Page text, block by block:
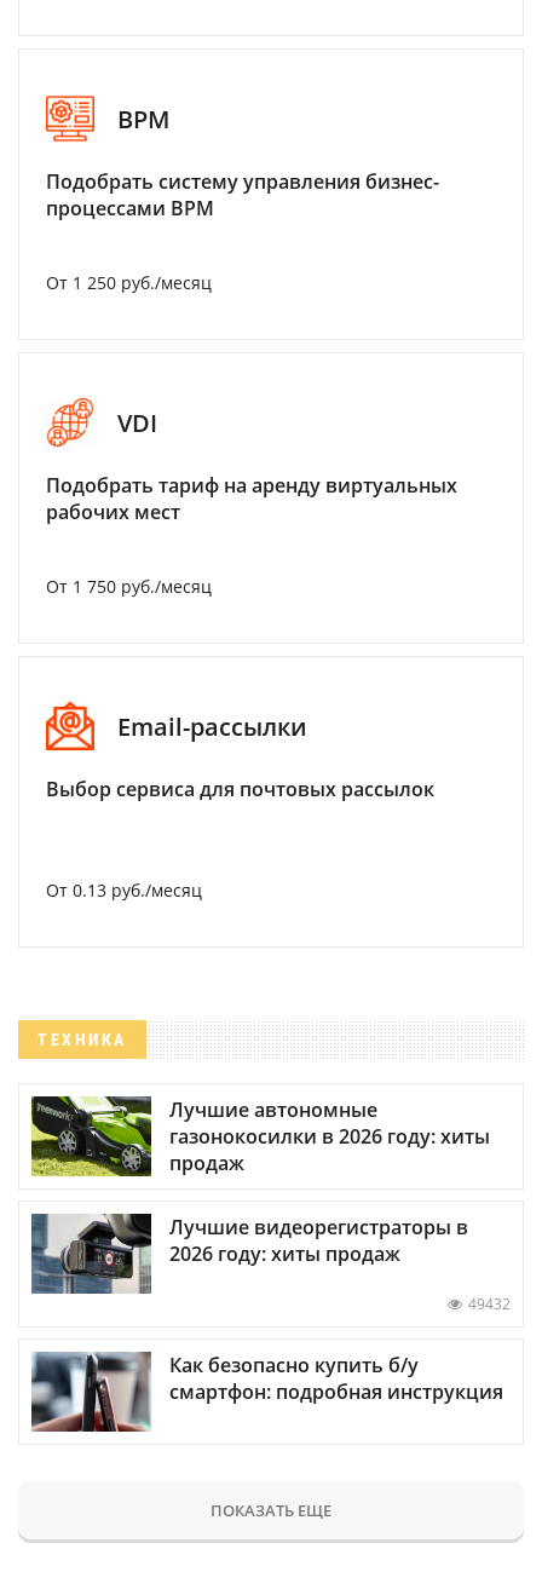
BPM
Подобрать систему управления бизнес-
процессами BPM
От 1 250 руб./месяц
VDI
Подобрать тариф на аренду виртуальных
рабочих мест
От 1 750 руб./месяц
Email-рассылки
Выбор сервиса для почтовых рассылок
От 0.13 руб./месяц
ТЕХНИКА
Лучшие автономные
газонокосилки в 2026 году: хиты
продаж
Лучшие видеорегистраторы в
2026 году: хиты продаж
49432
Как безопасно купить б/у
смартфон: подробная инструкция
ПОКАЗАТЬ ЕЩЕ